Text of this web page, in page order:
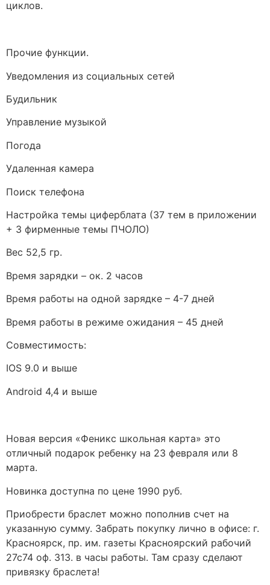
циклов.
Прочие функции.
Уведомления из социальных сетей
Будильник
Управление музыкой
Погода
Удаленная камера
Поиск телефона
Настройка темы циферблата (37 тем в приложении
+ 3 фирменные темы ПЧОЛО)
Вес 52,5 гр.
Время зарядки – ок. 2 часов
Время работы на одной зарядке – 4-7 дней
Время работы в режиме ожидания – 45 дней
Совместимость:
IOS 9.0 и выше
Android 4,4 и выше
Новая версия «Феникс школьная карта» это
отличный подарок ребенку на 23 февраля или 8
марта.
Новинка доступна по цене 1990 руб.
Приобрести браслет можно пополнив счет на
указанную сумму. Забрать покупку лично в офисе: г.
Красноярск, пр. им. газеты Красноярский рабочий
27с74 оф. 313. в часы работы. Там сразу сделают
привязку браслета!